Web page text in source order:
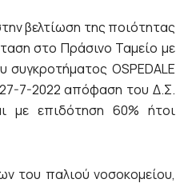
βελτίωση της ποιότητας
στο Πράσινο Ταμείο με
συγκροτήματος OSPEDALE
7-2022 απόφαση του Δ.Σ.
με επιδότηση 60% ήτοι
του παλιού νοσοκομείου,